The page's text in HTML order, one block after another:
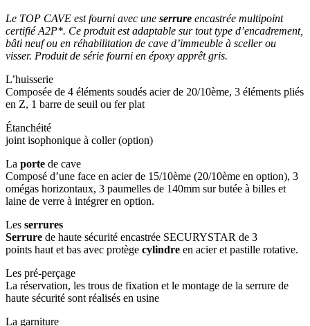
Le TOP CAVE est fourni avec une serrure encastrée multipoint
certifié A2P*. Ce produit est adaptable sur tout type d’encadrement,
bâti neuf ou en réhabilitation de cave d’immeuble à sceller ou
visser. Produit de série fourni en époxy apprêt gris.
L’huisserie
Composée de 4 éléments soudés acier de 20/10ème, 3 éléments pliés
en Z, 1 barre de seuil ou fer plat
Étanchéité
joint isophonique à coller (option)
La porte de cave
Composé d’une face en acier de 15/10ème (20/10ème en option), 3
omégas horizontaux, 3 paumelles de 140mm sur butée à billes et
laine de verre à intégrer en option.
Les serrures
Serrure de haute sécurité encastrée SECURYSTAR de 3
points haut et bas avec protège cylindre en acier et pastille rotative.
Les pré-perçage
La réservation, les trous de fixation et le montage de la serrure de
haute sécurité sont réalisés en usine
La garniture